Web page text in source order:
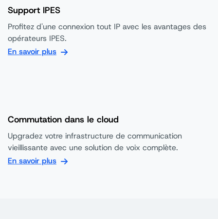
Support IPES
Profitez d'une connexion tout IP avec les avantages des
opérateurs IPES.
En savoir plus
Commutation dans le cloud
Upgradez votre infrastructure de communication
vieillissante avec une solution de voix complète.
En savoir plus